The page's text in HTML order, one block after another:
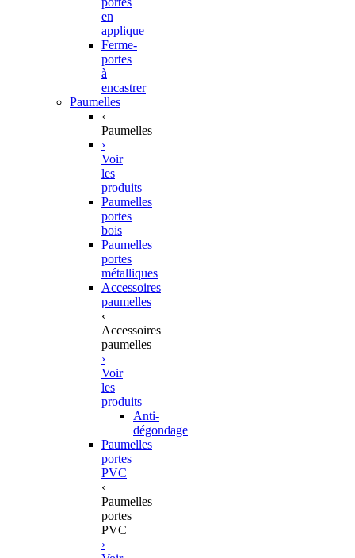
en
applique
Ferme-
portes
à
encastrer
Paumelles
‹
Paumelles
›
Voir
les
produits
Paumelles
portes
bois
Paumelles
portes
métalliques
Accessoires
paumelles
‹
Accessoires
paumelles
›
Voir
les
produits
Anti-
dégondage
Paumelles
portes
PVC
‹
Paumelles
portes
PVC
›